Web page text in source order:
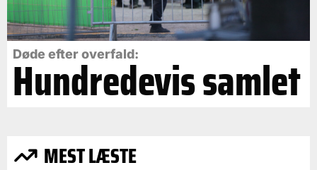
Døde efter overfald:
Hundredevis samlet
MEST LÆSTE